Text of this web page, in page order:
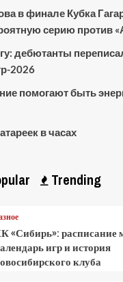
в финале Кубка
серию против
дебютанты
2026
помогают быть
в часах
Trending
«Сибирь»: расписание
игр и история
клуба